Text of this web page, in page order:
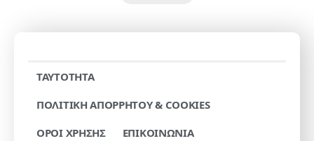
TAYTOTHTA
ΠΟΛΙΤΙΚΗ ΑΠΟΡΡΗΤΟΥ & COOKIES
ΟΡΟΙ ΧΡΗΣΗΣ
ΕΠΙΚΟΙΝΩΝΙΑ